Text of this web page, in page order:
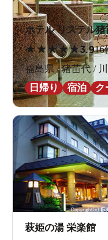
ホテル リステル猪
★★★★★3.916
福島県 / 猪苗代 /
日帰り
宿泊 ク
萩姫の湯 栄楽館